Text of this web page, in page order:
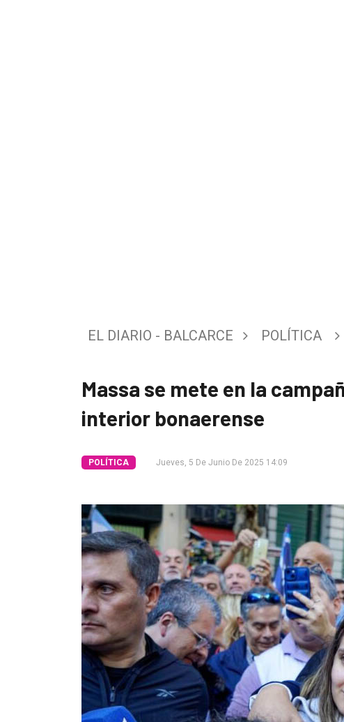
Entrevistas
Fúnebres
Empresa
Nosotros
Contacto
EL DIARIO - BALCARCE POLÍTICA
Massa se mete en la
interior bonaerense
POLÍTICA Jueves, 5 De Junio De 2025 14:09